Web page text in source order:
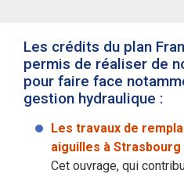
Les crédits du plan
permis de réaliser de
pour faire face
gestion hydraulique :
Les travaux de
aiguilles à Strasbourg
Cet ouvrage, qui